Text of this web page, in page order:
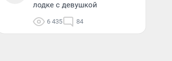
лодке с девушкой
6 435 84